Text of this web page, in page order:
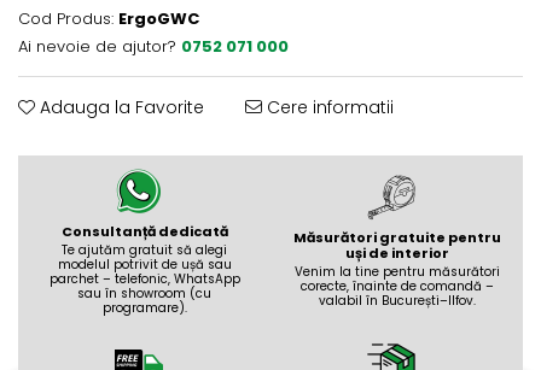
Exquisit 8 mm
Herringbone 8 mm
Mammut 12 mm
Progress 10 mm
Cod Produs: ErgoGWC
Ai nevoie de ajutor? 0752 071 000
Adauga la Favorite Cere informatii
Consultanță dedicată
Te ajutăm gratuit să alegi
modelul potrivit de ușă sau
parchet – telefonic, WhatsApp
sau în showroom (cu
programare).
Măsurători gratuite pentru
uși de interior
Venim la tine pentru măsurători
corecte, înainte de comandă –
valabil în București–Ilfov.